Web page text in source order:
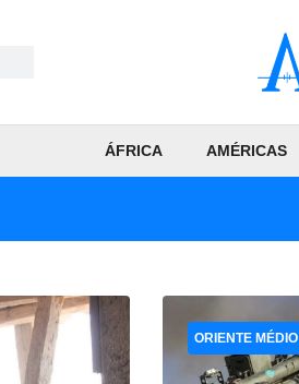
ÁFRICA AMÉRICAS
ORIENTE MÉDIO